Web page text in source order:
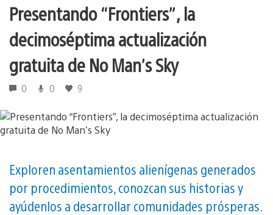
Presentando “Frontiers”, la
decimoséptima actualización
gratuita de No Man’s Sky
0 0 9
Exploren asentamientos alienígenas generados
por procedimientos, conozcan sus historias y
ayúdenlos a desarrollar comunidades prósperas.